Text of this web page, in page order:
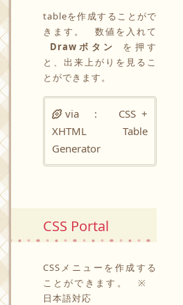
tableを作成することがで
きます。 数値を入れて
Drawボタン
を押す
と、出来上がりを見るこ
とができます。
via : CSS +
XHTML Table
Generator
CSS Portal
CSSメニューを作成する
ことができます。 ※
日本語対応